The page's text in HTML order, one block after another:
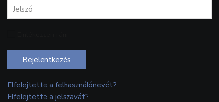
Bejelentkezés
Elfelejtette a felhasználónevét?
Elfelejtette a jelszavát?